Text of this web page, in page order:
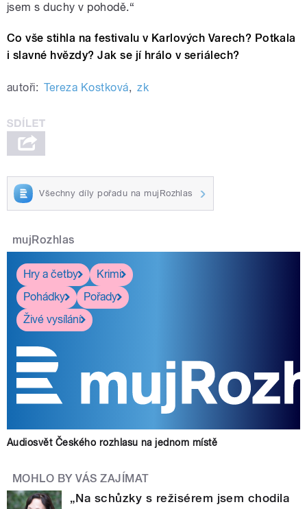
jsem s duchy v pohodě.“
Co vše stihla na festivalu v Karlových Varech? Potkala
i slavné hvězdy? Jak se jí hrálo v seriálech?
autoři: Tereza Kostková, zk
Všechny díly pořadu na mujRozhlas
mujRozhlas
Hry a četby
Krimi
Pohádky
Pořady
Živé vysílání
Audiosvět Českého rozhlasu na jednom místě
MOHLO BY VÁS ZAJÍMAT
„Na schůzky s režisérem jsem chodila